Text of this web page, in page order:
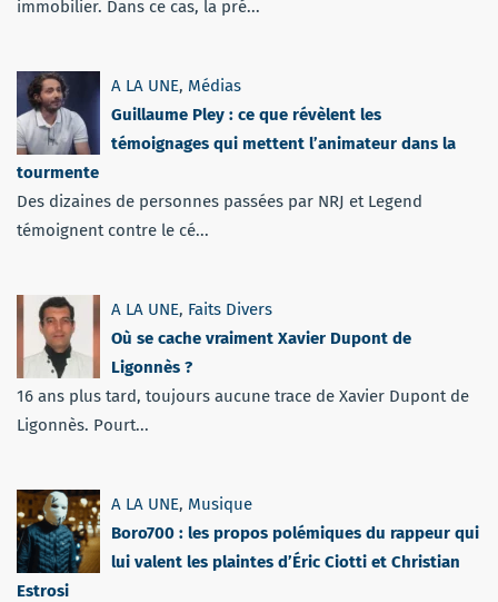
immobilier. Dans ce cas, la pré...
A LA UNE, Médias
Guillaume Pley : ce que révèlent les
témoignages qui mettent l’animateur dans la
tourmente
Des dizaines de personnes passées par NRJ et Legend
témoignent contre le cé...
A LA UNE, Faits Divers
Où se cache vraiment Xavier Dupont de
Ligonnès ?
16 ans plus tard, toujours aucune trace de Xavier Dupont de
Ligonnès. Pourt...
A LA UNE, Musique
Boro700 : les propos polémiques du rappeur qui
lui valent les plaintes d’Éric Ciotti et Christian
Estrosi